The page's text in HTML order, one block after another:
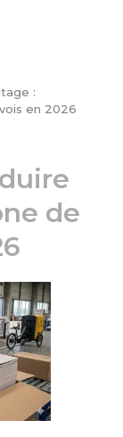
:
en 2026
de